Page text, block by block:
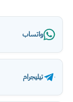
واتساب
تيليجرام